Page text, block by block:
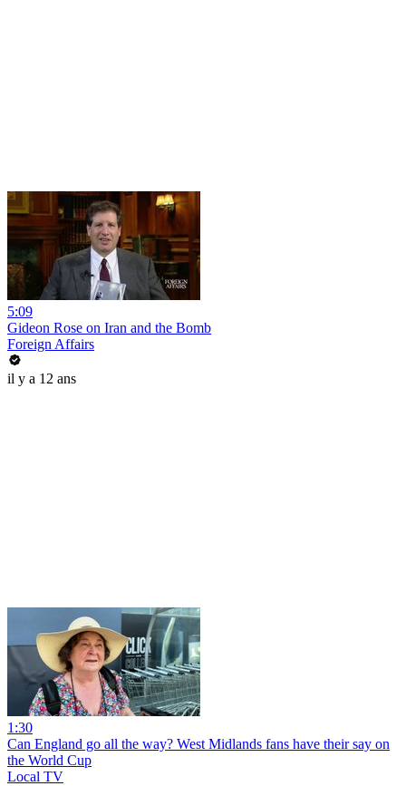
5:09
Gideon Rose on Iran and the Bomb
Foreign Affairs
il y a 12 ans
1:30
Can England go all the way? West Midlands fans have their say on
the World Cup
Local TV